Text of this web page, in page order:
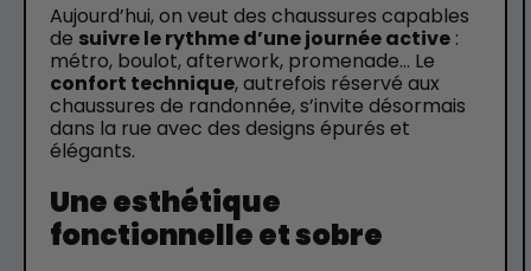
Aujourd’hui, on veut des chaussures capables
de suivre le rythme d’une journée active :
métro, boulot, afterwork, promenade... Le
confort technique, autrefois réservé aux
chaussures de randonnée, s’invite désormais
dans la rue avec des designs épurés et
élégants.
Une esthétique
fonctionnelle et sobre